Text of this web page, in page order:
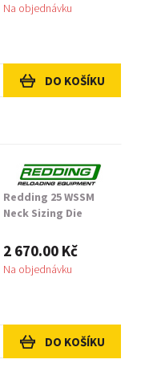
Na objednávku
DO KOŠÍKU
Redding 25 WSSM
Neck Sizing Die
2 670.00 Kč
Na objednávku
DO KOŠÍKU